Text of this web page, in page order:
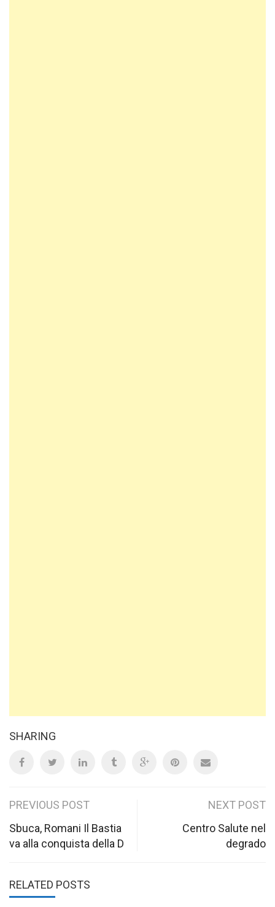
SHARING
Post
navigation
PREVIOUS POST
Sbuca, Romani Il Bastia
va alla conquista della D
NEXT POST
Centro Salute nel
degrado
RELATED POSTS